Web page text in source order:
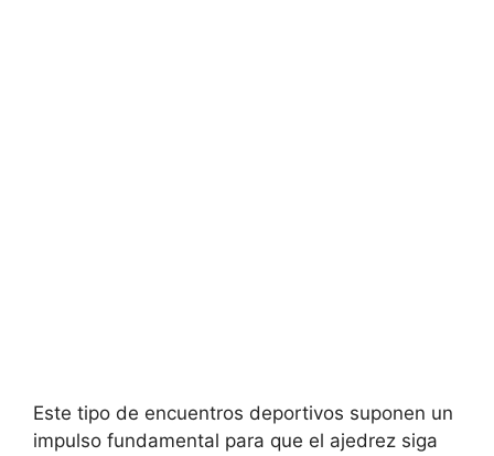
Este tipo de encuentros deportivos suponen un
impulso fundamental para que el ajedrez siga